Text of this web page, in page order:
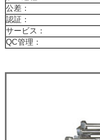
公差：
認証：
サービス：
QC管理：